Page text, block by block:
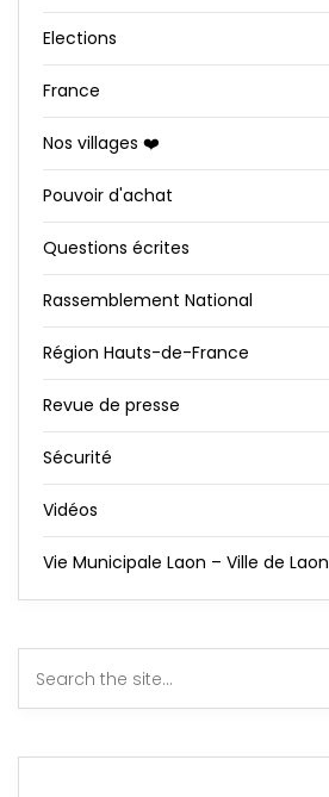
Elections
France
Nos villages ❤️
Pouvoir d'achat
Questions écrites
Rassemblement National
Région Hauts-de-France
Revue de presse
Sécurité
Vidéos
Vie Municipale Laon – Ville de Laon